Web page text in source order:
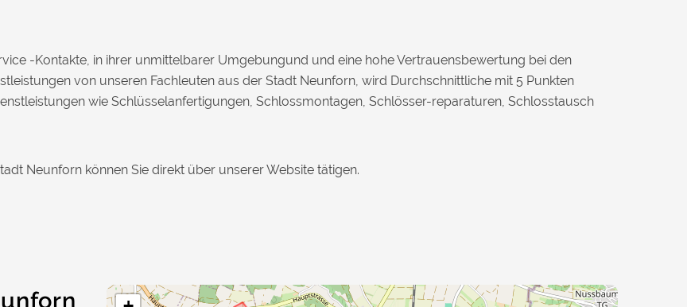
-Kontakte, in ihrer unmittelbarer Umgebungund und eine hohe Vertrauensbewertung bei den
von unseren Fachleuten aus der Stadt Neunforn, wird Durchschnittliche mit 5 Punkten
wie Schlüsselanfertigungen, Schlossmontagen, Schlösser-reparaturen, Schlosstausch
Neunforn können Sie direkt über unserer Website tätigen.